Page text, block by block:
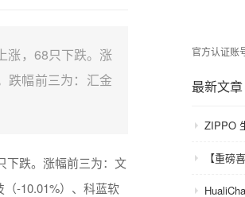
涨，68只下跌。涨
跌幅前三为：汇金
下跌。涨幅前三为：文
-10.01%）、科蓝软
官方认证账
最新文章